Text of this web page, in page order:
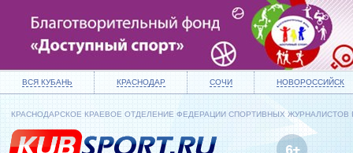
ВСЯ КУБАНЬ КРАСНОДАР СОЧИ НОВОРОССИЙСК
КРАСНОДАРСКОЕ КРАЕВОЕ ОТДЕЛЕНИЕ ФЕДЕРАЦИИ СПОРТИВНЫХ ЖУРНАЛИСТОВ